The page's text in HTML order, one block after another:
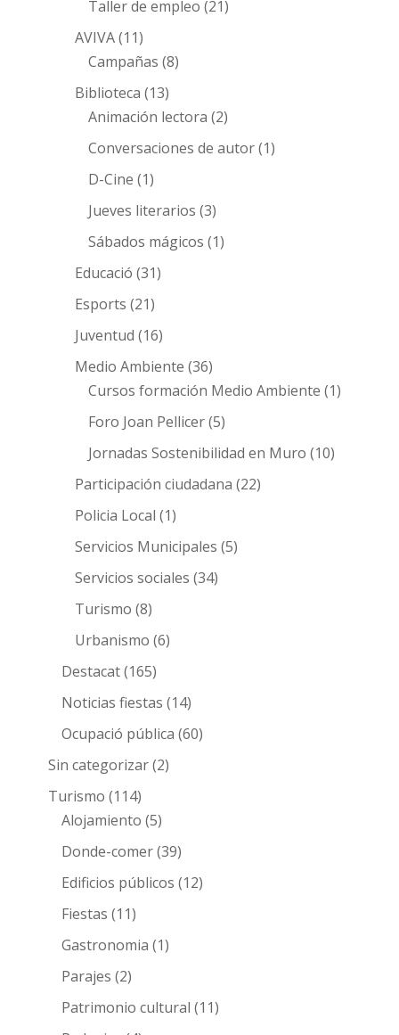
Taller de empleo (21)
AVIVA(11)
Campañas (8)
Biblioteca (13)
Animación lectora (2)
Conversaciones de autor(1)
D-Cine (1)
Jueves literarios (3)
Sábados mágicos (1)
Educació (31)
Esports (21)
Juventud (16)
Medio Ambiente (36)
Cursos formación Medio Ambiente (1)
Foro Joan Pellicer(5)
Jornadas Sostenibilidad en Muro (10)
Participación ciudadana (22)
Policia Local (1)
Servicios Municipales (5)
Servicios sociales (34)
Turismo (8)
Urbanismo (6)
Destacat(165)
Noticias fiestas (14)
Ocupació pública (60)
Sin categorizar(2)
Turismo (114)
Alojamiento (5)
Donde-comer(39)
Edificios públicos (12)
Fiestas (11)
Gastronomia (1)
Parajes (2)
Patrimonio cultural (11)